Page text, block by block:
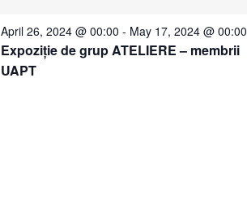
Expoziție de grup ATELIERE – membrii
UAPT
April 26, 2024 @ 00:00 - May 17, 2024 @ 00:00